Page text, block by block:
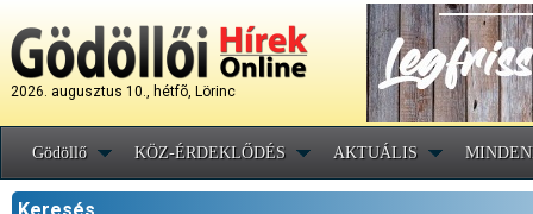
2026. augusztus 10., hétfõ, Lörinc
Gödöllő KÖZ-ÉRDEKLŐDÉS AKTUÁLIS